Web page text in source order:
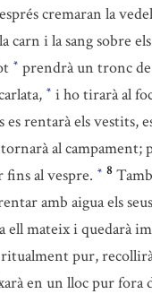
cremaran la
carn i la sang sobre
* prendrà un tronc
* i ho tirarà al
es rentarà els vestits,
al campament;
al vespre. * 8
amb aigua els
ell mateix i quedarà
pur,
en un lloc pur fora